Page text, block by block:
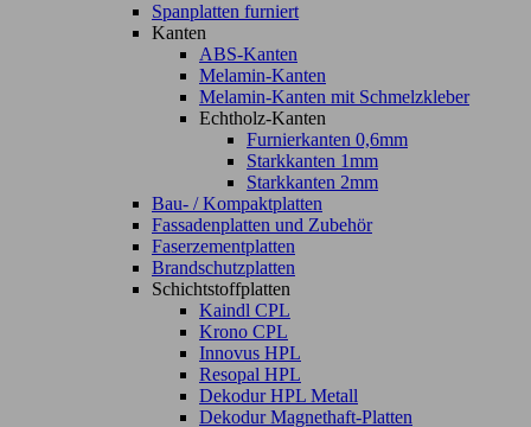
Spanplatten furniert
Kanten
ABS-Kanten
Melamin-Kanten
Melamin-Kanten mit Schmelzkleber
Echtholz-Kanten
Furnierkanten 0,6mm
Starkkanten 1mm
Starkkanten 2mm
Bau- / Kompaktplatten
Fassadenplatten und Zubehör
Faserzementplatten
Brandschutzplatten
Schichtstoffplatten
Kaindl CPL
Krono CPL
Innovus HPL
Resopal HPL
Dekodur HPL Metall
Dekodur Magnethaft-Platten